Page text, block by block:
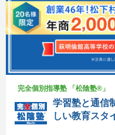
完全個別指導塾 「松陰塾®」
学習塾と通信
しい教育スタ